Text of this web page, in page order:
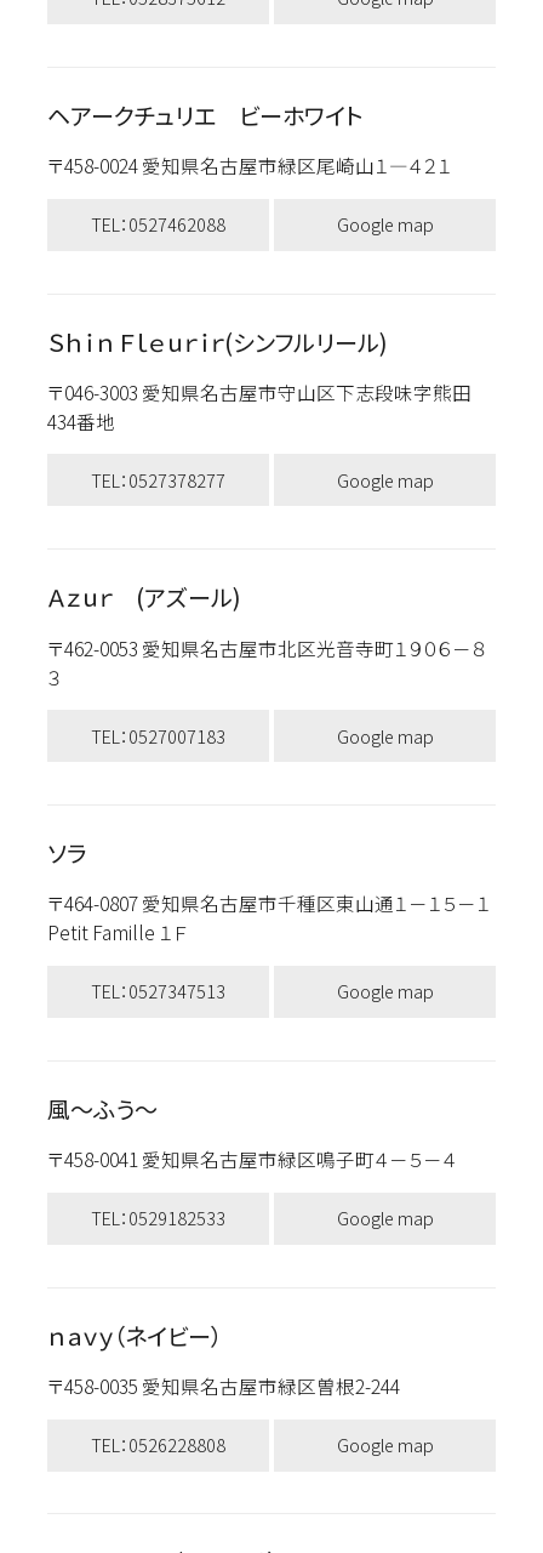
ヘアークチュリエ ビーホワイト
〒458-0024 愛知県名古屋市緑区尾崎山１―４２１
TEL：0527462088 Google map
Ｓｈｉｎ Ｆｌｅｕｒｉｒ(シンフルリール)
〒046-3003 愛知県名古屋市守山区下志段味字熊田
434番地
TEL：0527378277 Google map
Ａｚｕｒ (アズール)
〒462-0053 愛知県名古屋市北区光音寺町１９０６－８
３
TEL：0527007183 Google map
ソラ
〒464-0807 愛知県名古屋市千種区東山通１－１５－１
Petit Famille １Ｆ
TEL：0527347513 Google map
風～ふう～
〒458-0041 愛知県名古屋市緑区鳴子町４－５－４
TEL：0529182533 Google map
ｎａｖｙ（ネイビー）
〒458-0035 愛知県名古屋市緑区曽根2-244
TEL：0526228808 Google map